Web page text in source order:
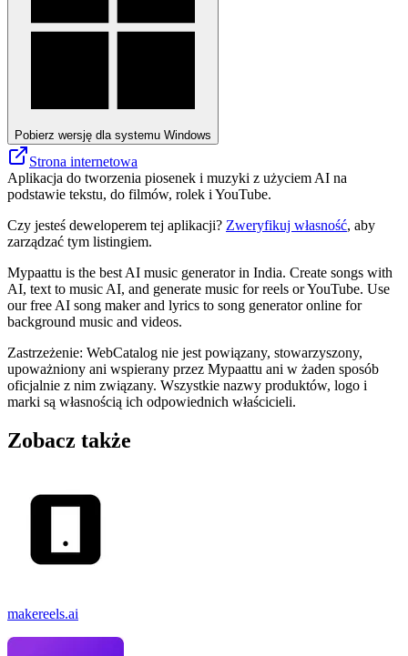
Pobierz wersję dla systemu Windows
Strona internetowa
Aplikacja do tworzenia piosenek i muzyki z użyciem AI na
podstawie tekstu, do filmów, rolek i YouTube.
Czy jesteś deweloperem tej aplikacji? Zweryfikuj własność, aby
zarządzać tym listingiem.
Mypaattu is the best AI music generator in India. Create songs with
AI, text to music AI, and generate music for reels or YouTube. Use
our free AI song maker and lyrics to song generator online for
background music and videos.
Zastrzeżenie: WebCatalog nie jest powiązany, stowarzyszony,
upoważniony ani wspierany przez Mypaattu ani w żaden sposób
oficjalnie z nim związany. Wszystkie nazwy produktów, logo i
marki są własnością ich odpowiednich właścicieli.
Zobacz także
makereels.ai